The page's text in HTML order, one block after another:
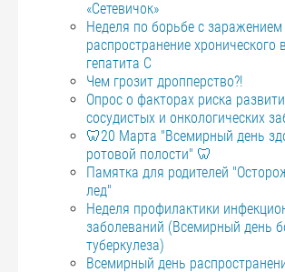
«Сетевичок»
Неделя по борьбе с заражением
распространение хронического
гепатита С
Чем грозит дропперство?!
Опрос о факторах риска
сосудистых и онкологических
🦷20 Марта "Всемирный день
ротовой полости" 🦷
Памятка для родителей
лед"
Неделя профилактики
заболеваний (Всемирный день
туберкулеза)
Всемирный день